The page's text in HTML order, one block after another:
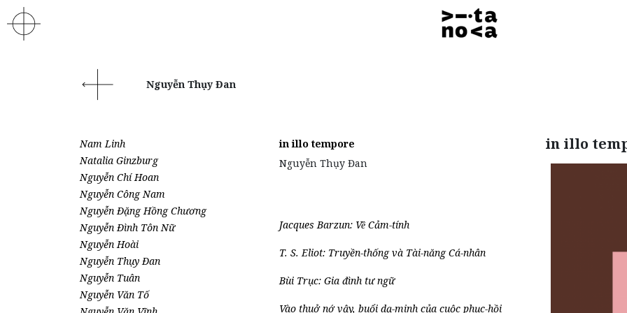
Nguyễn Thụy Đan
Nam Linh
Natalia Ginzburg
Nguyễn Chí Hoan
Nguyễn Công Nam
Nguyễn Đặng Hồng Chương
Nguyễn Đình Tôn Nữ
Nguyễn Hoài
Nguyễn Thụy Đan
Nguyễn Tuân
Nguyễn Văn Tố
in illo tempore
Nguyễn Thụy Đan
Jacques Barzun: Về Cảm-tính
T. S. Eliot: Truyền-thống và Tài-năng Cá-nhân
Bùi Trục: Gia đình tư ngữ
Vào thuở nớ vậy, buổi dạ-minh của cuộc phục-hồi
in illo